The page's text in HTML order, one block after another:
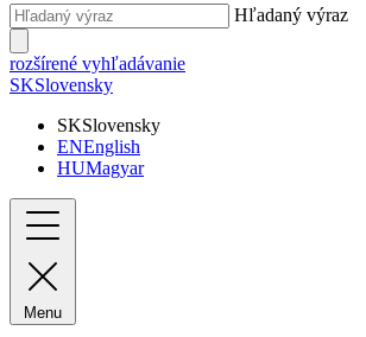
Hľadaný výraz
rozšírené vyhľadávanie
SKSlovensky
SKSlovensky
ENEnglish
HUMagyar
Menu